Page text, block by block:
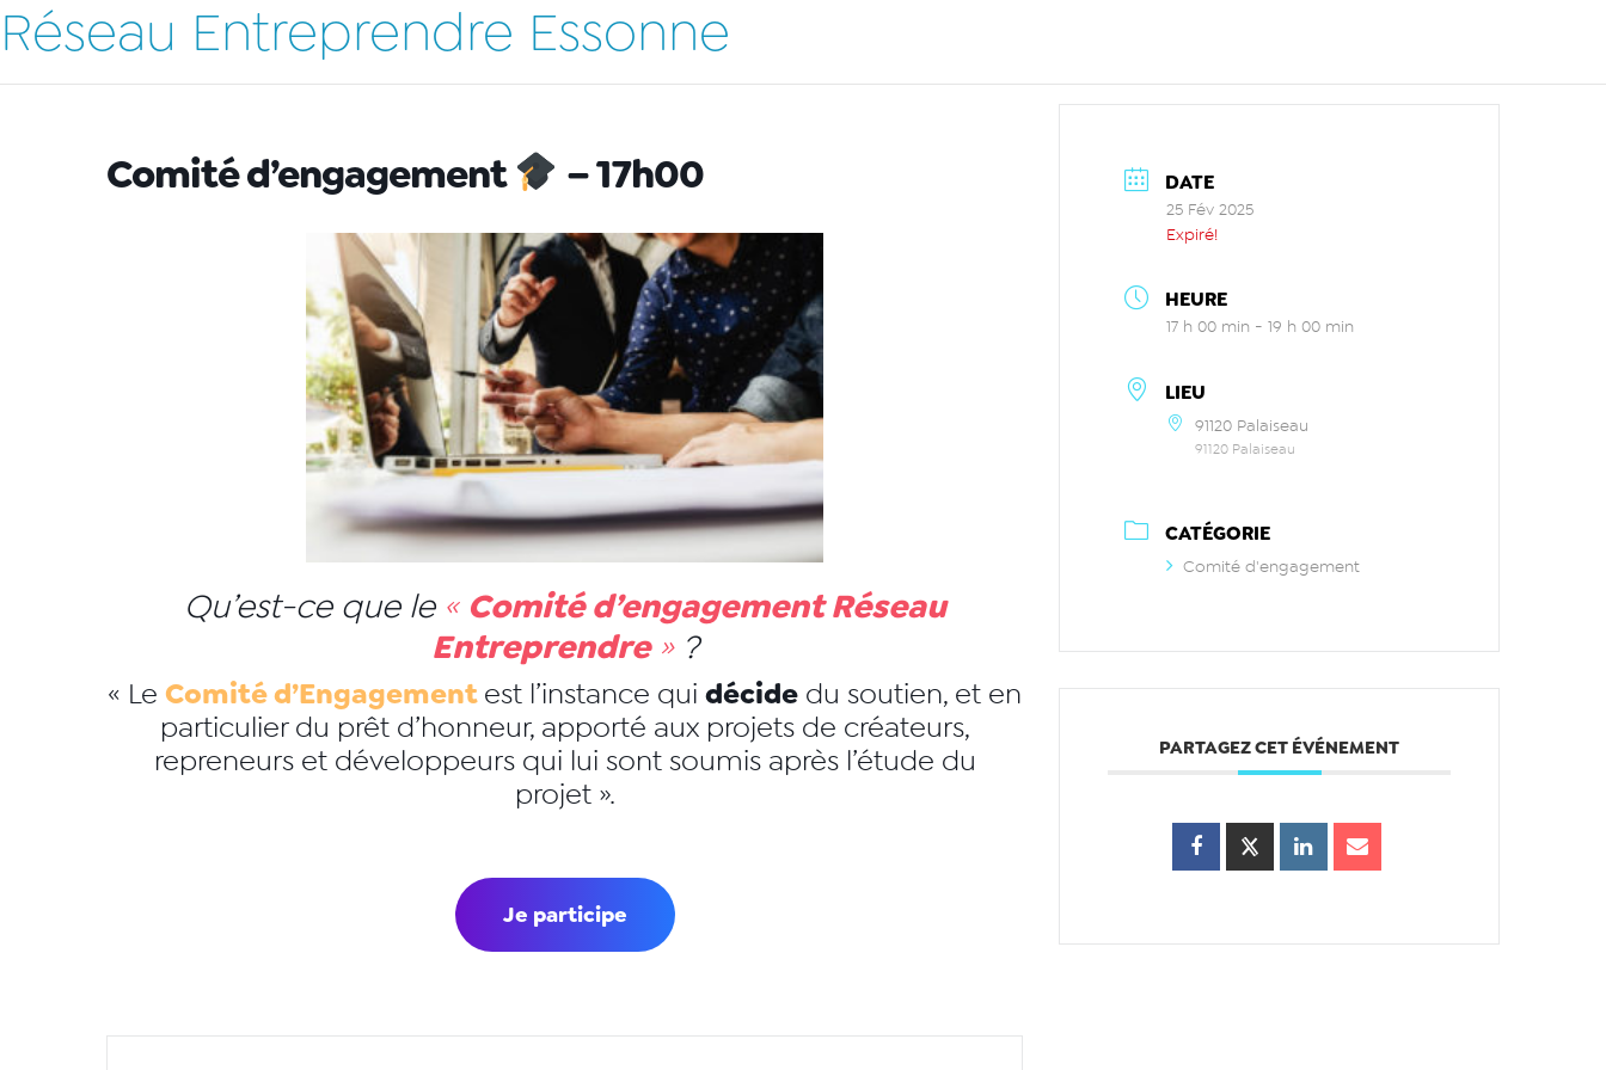
Réseau Entreprendre Essonne
Comité d’engagement – 17h00
Qu’est-ce que le « Comité d’engagement Réseau
Entreprendre» ?
« LeComité d’Engagement est l’instance quidécide du soutien, et en
particulier du prêt d’honneur, apporté aux projets de créateurs,
repreneurs et développeurs qui lui sont soumis après l’étude du
projet ».
Je participe
DATE
25 Fév 2025
Expiré!
HEURE
17 h 00 min - 19 h 00 min
LIEU
91120 Palaiseau
91120 Palaiseau
CATÉGORIE
Comité d'engagement
PARTAGEZ CET ÉVÉNEMENT